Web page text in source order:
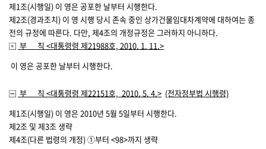
제1조(시행일) 이 영은 공포한 날부터 시행한다.
제2조(경과조치) 이 영 시행 당시 존속 중인 상가건물임대차계약에 대하여는 종
전의 규정에 따른다. 다만, 제4조의 개정규정은 그러하지 아니하다.
부 칙 <대통령령 제21988호, 2010. 1. 11.>
이 영은 공포한 날부터 시행한다.
부 칙 <대통령령 제22151호, 2010. 5. 4.> (전자정부법 시행령)
제1조(시행일) 이 영은 2010년 5월 5일부터 시행한다.
제2조 및 제3조 생략
제4조(다른 법령의 개정)①부터 <98>까지 생략